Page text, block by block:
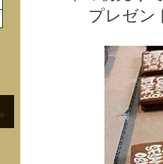
プレゼン